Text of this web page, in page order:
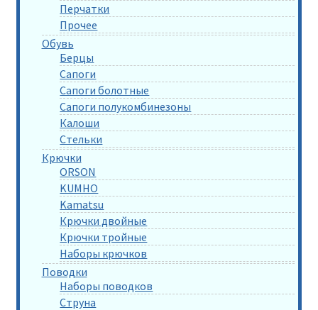
Перчатки
Прочее
Обувь
Берцы
Сапоги
Сапоги болотные
Сапоги полукомбинезоны
Калоши
Стельки
Крючки
ORSON
KUMHO
Kamatsu
Крючки двойные
Крючки тройные
Наборы крючков
Поводки
Наборы поводков
Струна